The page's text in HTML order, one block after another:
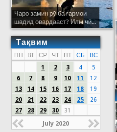
Чаро замин рӯ ба гармои
шадид овардааст? Илм чӣ...
Тақвим
ПН ВТ СР ЧТ ПТ СБ
ВС
1
2 3 4
5
6
7 8 9 10 11
12
13
14 15 16 17 18
19
20
21 22 23 24 25
26
27
28 29 30 31
July 2020